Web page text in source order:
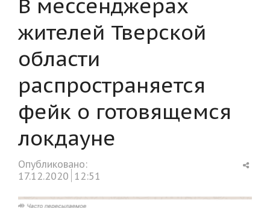
жителей Тверской
области
распространяется
фейк о готовящемся
локдауне
Опубликовано:
17.12.2020 12:51